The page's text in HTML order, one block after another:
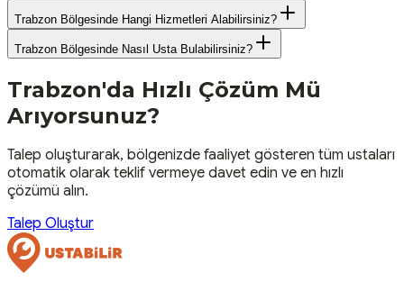
Trabzon Bölgesinde Hangi Hizmetleri Alabilirsiniz?
Trabzon Bölgesinde Nasıl Usta Bulabilirsiniz?
Trabzon'da Hızlı Çözüm Mü
Arıyorsunuz?
Talep oluşturarak, bölgenizde faaliyet gösteren tüm ustaları
otomatik olarak teklif vermeye davet edin ve en hızlı
çözümü alın.
Talep Oluştur